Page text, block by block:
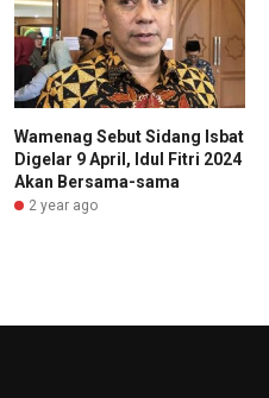
Wamenag Sebut Sidang Isbat
Digelar 9 April, Idul Fitri 2024
Akan Bersama-sama
2 year ago